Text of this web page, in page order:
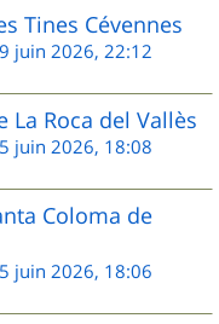
Tines Cévennes
juin 2026, 22:12
La Roca del Vallès
juin 2026, 18:08
Coloma de
juin 2026, 18:06